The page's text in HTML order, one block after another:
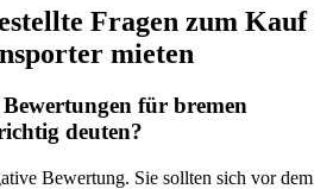
Fragen zum Kauf
mieten
für bremen
deuten?
Bewertung. Sie sollten sich vor dem